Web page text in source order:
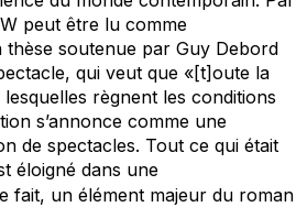
peut être lu comme
thèse soutenue par Guy Debord
, qui veut que «[t]oute la
règnent les conditions
s’annonce comme une
de spectacles. Tout ce qui était
éloigné dans une
fait, un élément majeur du roman